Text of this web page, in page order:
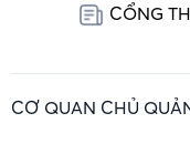
CỔNG
CƠ QUAN CHỦ